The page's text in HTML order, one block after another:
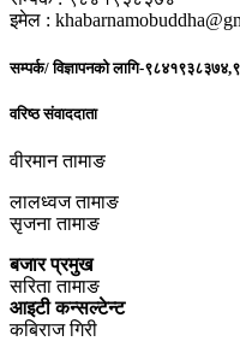
इमेल :
सम्पर्क/ विज्ञापनको लागि-
वरिष्ठ संवाददाता
वीरमान तामाङ
लालध्वज तामाङ
सृजना तामाङ
बजार प्रमुख
सरिता तामाङ
आइटी कन्सल्टेन्ट
कबिराज गिरी